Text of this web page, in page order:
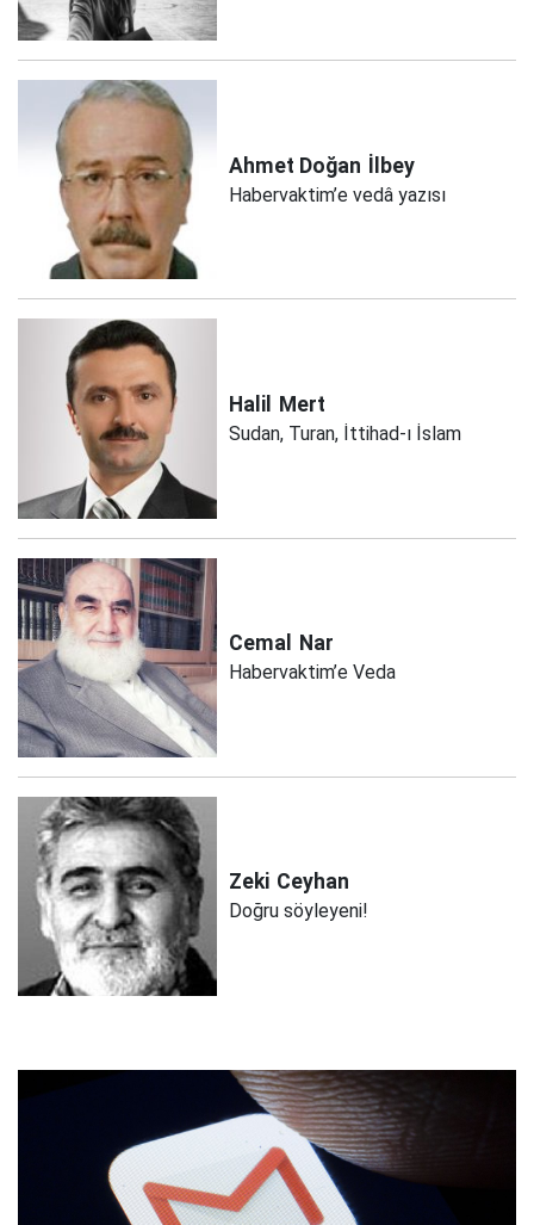
Ahmet Doğan İlbey
Habervaktim’e vedâ yazısı
Halil Mert
Sudan, Turan, İttihad-ı İslam
Cemal Nar
Habervaktim’e Veda
Zeki Ceyhan
Doğru söyleyeni!